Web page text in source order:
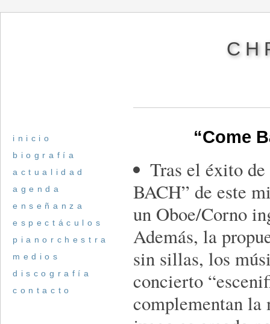
inicio
biografía
actualidad
agenda
enseñanza
espectáculos
pianorchestra
medios
discografía
contacto
“Come
Tras el éxito
BACH” de este
un Oboe/Corno
Además, la
sin sillas, los
concierto
complementan la